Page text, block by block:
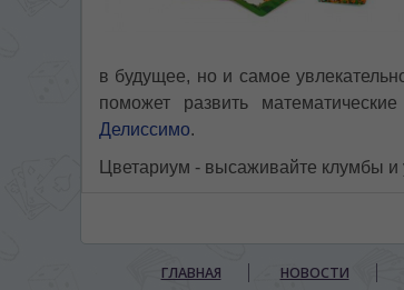
в будущее, но и самое
поможет развить
Делиссимо.
Цветариум - высаживайте клумбы
ГЛАВНАЯ НОВОСТИ